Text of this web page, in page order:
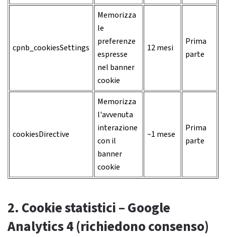
cpnb_cookiesSettings
Memorizza
le
preferenze
espresse
nel banner
cookie
12 mesi
Prima
parte
cookiesDirective
Memorizza
l'avvenuta
interazione
con il
banner
cookie
~1 mese
Prima
parte
2. Cookie statistici – Google
Analytics 4 (richiedono consenso)